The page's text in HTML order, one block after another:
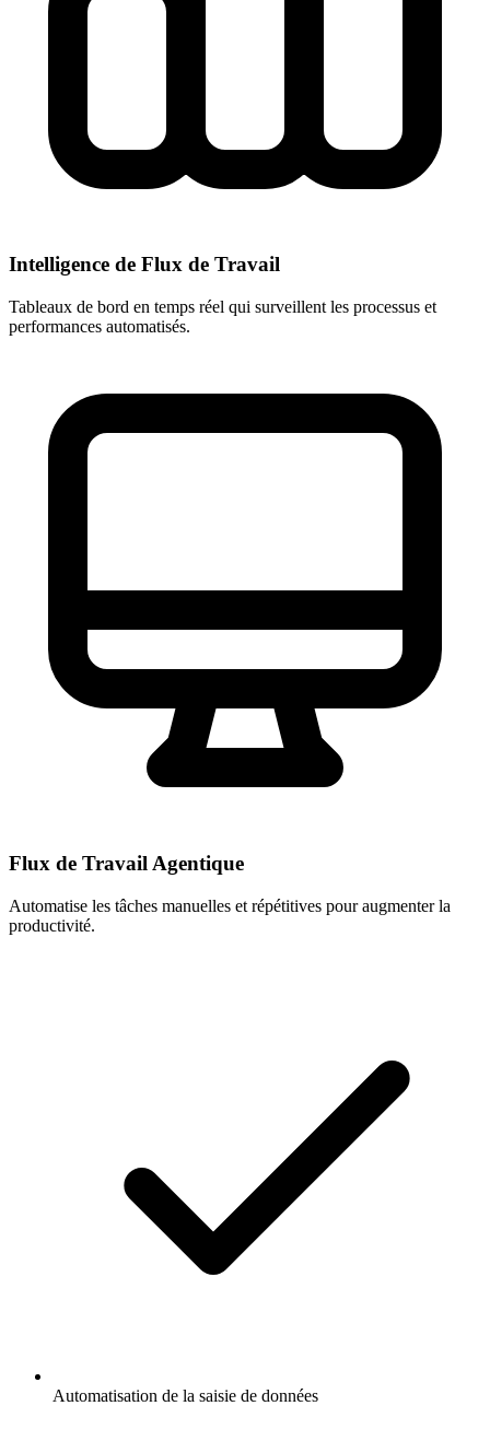
Intelligence de Flux de Travail
Tableaux de bord en temps réel qui surveillent les processus et
performances automatisés.
Flux de Travail Agentique
Automatise les tâches manuelles et répétitives pour augmenter la
productivité.
Automatisation de la saisie de données